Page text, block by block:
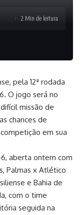
2 Min de leitura
pela 12ª rodada
O jogo será no
missão de
chances de
em sua
aberta ontem com
Palmas x Atlético
e Bahia de
com o time
seguida na